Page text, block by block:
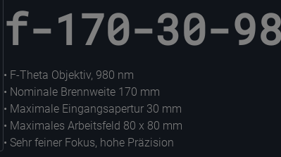
f-170-30-
• F-Theta Objektiv, 980 nm
• Nominale Brennweite 170 mm
• Maximale Eingangsapertur 30 mm
• Maximales Arbeitsfeld 80 x 80 mm
• Sehr feiner Fokus, hohe Präzision